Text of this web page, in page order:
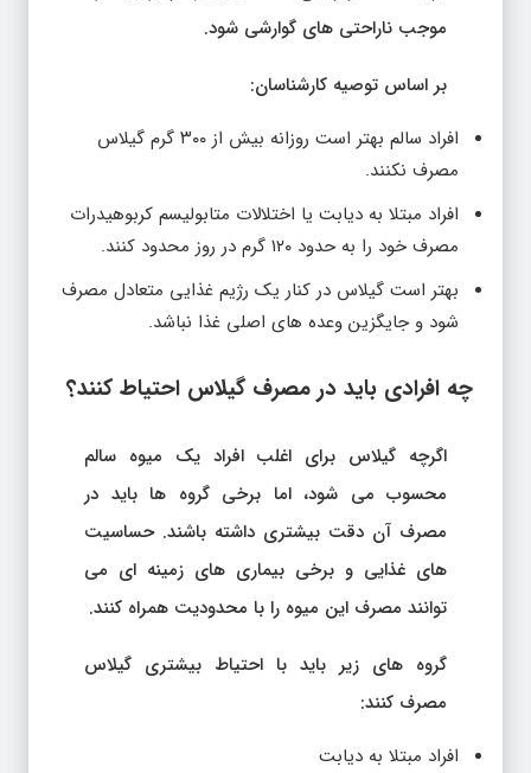
موجب ناراحتی های گوارشی شود.
بر اساس توصیه کارشناسان:
افراد سالم بهتر است روزانه بیش از ۳۰۰ گرم گیلاس
مصرف نکنند.
افراد مبتلا به دیابت یا اختلالات متابولیسم کربوهیدرات
مصرف خود را به حدود ۱۲۰ گرم در روز محدود کنند.
بهتر است گیلاس در کنار یک رژیم غذایی متعادل مصرف
شود و جایگزین وعده های اصلی غذا نباشد.
چه افرادی باید در مصرف گیلاس احتیاط کنند؟
اگرچه گیلاس برای اغلب افراد یک میوه سالم
محسوب می شود، اما برخی گروه ها باید در
مصرف آن دقت بیشتری داشته باشند. حساسیت
های غذایی و برخی بیماری های زمینه ای می
توانند مصرف این میوه را با محدودیت همراه کنند.
گروه های زیر باید با احتیاط بیشتری گیلاس
مصرف کنند:
افراد مبتلا به دیابت